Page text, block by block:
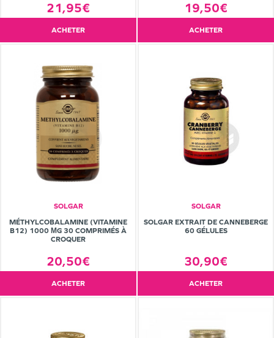
21,95€
ACHETER
19,50€
ACHETER
SOLGAR
MÉTHYLCOBALAMINE (VITAMINE
B12) 1000 ΜG 30 COMPRIMÉS À
CROQUER
20,50€
ACHETER
SOLGAR
SOLGAR EXTRAIT DE CANNEBERGE
60 GÉLULES
30,90€
ACHETER